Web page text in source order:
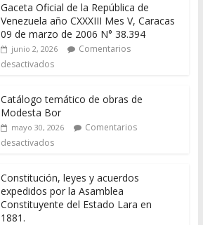
Gaceta Oficial de la República de
Venezuela año CXXXIII Mes V, Caracas
09 de marzo de 2006 N° 38.394
junio 2, 2026
Comentarios
desactivados
Catálogo temático de obras de
Modesta Bor
mayo 30, 2026
Comentarios
desactivados
Constitución, leyes y acuerdos
expedidos por la Asamblea
Constituyente del Estado Lara en
1881.